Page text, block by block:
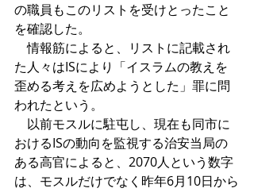
の職員もこのリストを受けとったこと
を確認した。
情報筋によると、リストに記載され
た人々はISにより「イスラムの教えを
歪める考えを広めようとした」罪に問
われたという。
以前モスルに駐屯し、現在も同市に
おけるISの動向を監視する治安当局の
ある高官によると、2070人という数字
は、モスルだけでなく昨年6月10日から